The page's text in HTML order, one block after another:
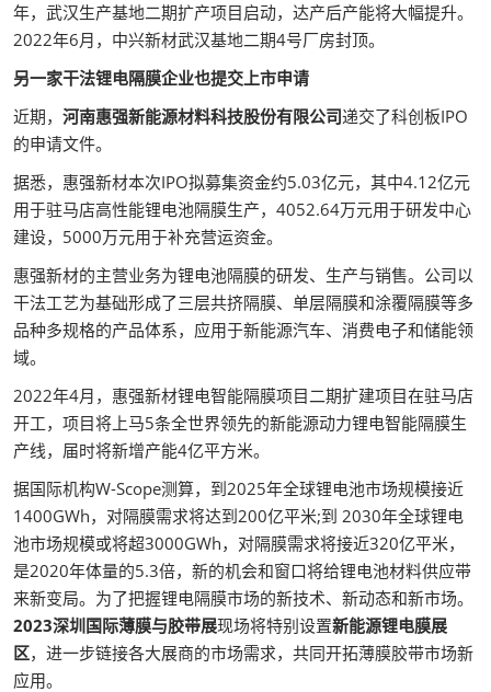
年，武汉生产基地二期扩产项目启动，达产后产能将大幅提升。
2022年6月，中兴新材武汉基地二期4号厂房封顶。
另一家干法锂电隔膜企业也提交上市申请
近期， 河南惠强新能源材料科技股份有限公司递交了科创板IPO
的申请文件。
据悉，惠强新材本次IPO拟募集资金约5.03亿元，其中4.12亿元
用于驻马店高性能锂电池隔膜生产，4052.64万元用于研发中心
建设，5000万元用于补充营运资金。
惠强新材的主营业务为锂电池隔膜的研发、生产与销售。公司以
干法工艺为基础形成了三层共挤隔膜、单层隔膜和涂覆隔膜等多
品种多规格的产品体系，应用于新能源汽车、消费电子和储能领
域。
2022年4月，惠强新材锂电智能隔膜项目二期扩建项目在驻马店
开工，项目将上马5条全世界领先的新能源动力锂电智能隔膜生
产线，届时将新增产能4亿平方米。
据国际机构W-Scope测算，到2025年全球锂电池市场规模接近
1400GWh，对隔膜需求将达到200亿平米;到 2030年全球锂电
池市场规模或将超3000GWh，对隔膜需求将接近320亿平米，
是2020年体量的5.3倍，新的机会和窗口将给锂电池材料供应带
来新变局。为了把握锂电隔膜市场的新技术、新动态和新市场。
2023深圳国际薄膜与胶带展现场将特别设置新能源锂电膜展
区，进一步链接各大展商的市场需求，共同开拓薄膜胶带市场新
应用。